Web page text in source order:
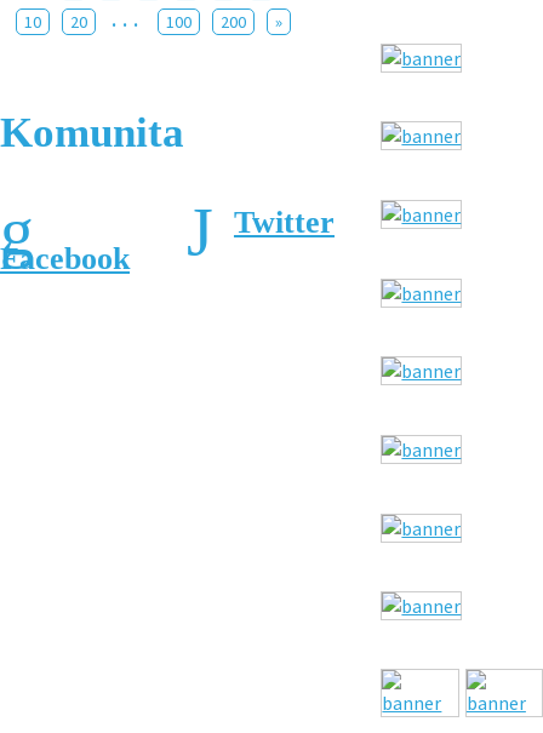
10 20 ... 100 200 »
Komunita
Facebook
Twitter